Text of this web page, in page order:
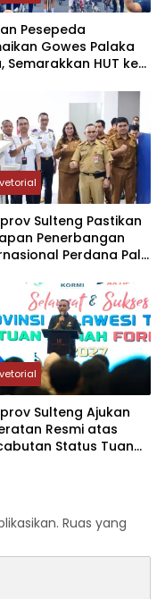
Pesepeda
Gowes Palaka
Semarakkan HUT ke-1
Sulteng Pastikan
Penerbangan
Perdana Palu
Sulteng Ajukan
Resmi atas
Status Tuan
Ruas yang